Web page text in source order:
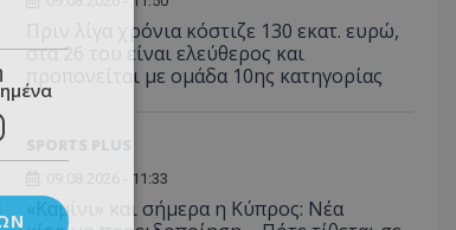
Πριν λίγα χρόνια κόστιζε 130 εκατ. ευρώ,
στα 26 του είναι ελεύθερος και
προπονείται με ομάδα 10ης κατηγορίας
09.08.2026 - 11:33
«Καμίνι» και σήμερα η Κύπρος: Νέα